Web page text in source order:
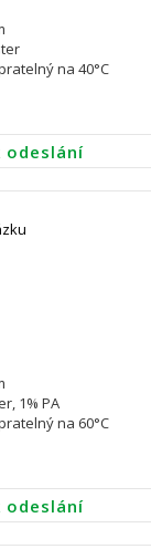
na 40°C
odeslání
1% PA
na 60°C
odeslání